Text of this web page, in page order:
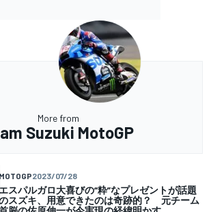
More from
Suzuki MotoGP
MOTOGP2023/07/28
エスパルガロ大喜びの“粋”なプレゼントが話題
スズキ、用意できたのは奇跡的？ 元チーム